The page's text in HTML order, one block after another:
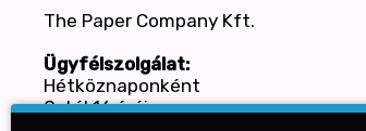
The Paper Company Kft.
Ügyfélszolgálat:
Hétköznaponként
8-tól 16 óráig